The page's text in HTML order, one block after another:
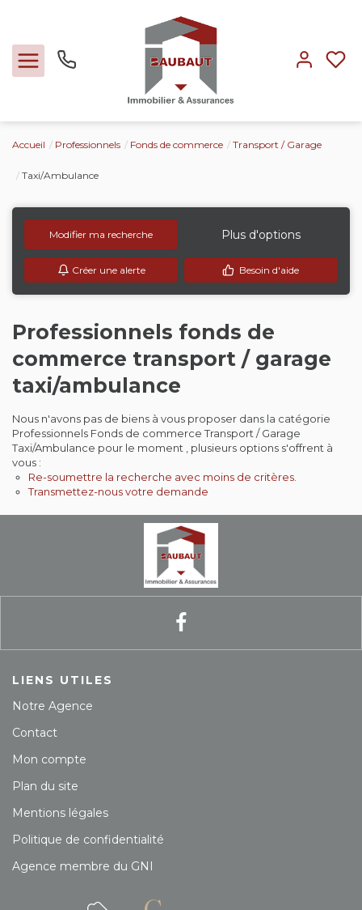
Ventes
Locations
Expertise
Nos métiers
L'agence
Contact
Extranet
Estimation
Avis clients
Accueil Professionnels Fonds de commerce Transport / Garage
Taxi/Ambulance
Modifier ma recherche Plus d'options
Créer une alerte Besoin d'aide
Professionnels fonds de
commerce transport / garage
taxi/ambulance
Nous n'avons pas de biens à vous proposer dans la catégorie
Professionnels Fonds de commerce Transport / Garage
Taxi/Ambulance pour le moment , plusieurs options s'offrent à
vous :
Re-soumettre la recherche avec moins de critères.
Transmettez-nous votre demande
LIENS UTILES
Notre Agence
Contact
Mon compte
Plan du site
Mentions légales
Politique de confidentialité
Agence membre du GNI